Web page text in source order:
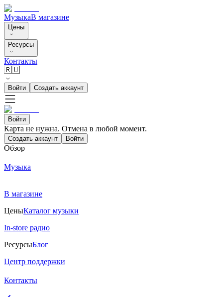
МузыкаВ магазине
Цены
Ресурсы
Контакты
🇷🇺
Войти Создать аккаунт
Войти
Карта не нужна. Отмена в любой момент.
Создать аккаунт Войти
Обзор
Музыка
В магазине
ЦеныКаталог музыки
In-store радио
РесурсыБлог
Центр поддержки
Контакты